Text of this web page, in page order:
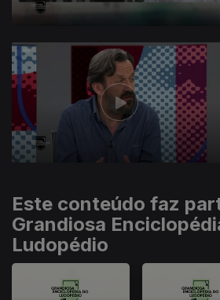
721758
Este conteúdo faz
Grandiosa
Ludopédio